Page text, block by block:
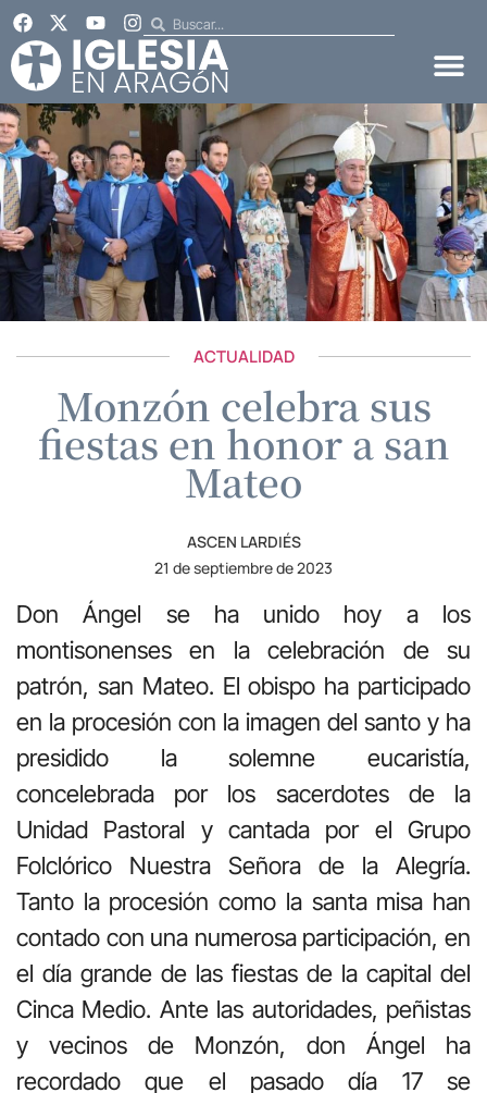
ACTUALIDAD
Monzón celebra sus
fiestas en honor a san
Mateo
ASCEN LARDIÉS
21 de septiembre de 2023
Don Ángel se ha unido hoy a los
montisonenses en la celebración de su
patrón, san Mateo. El obispo ha participado
en la procesión con la imagen del santo y ha
presidido la solemne eucaristía,
concelebrada por los sacerdotes de la
Unidad Pastoral y cantada por el Grupo
Folclórico Nuestra Señora de la Alegría.
Tanto la procesión como la santa misa han
contado con una numerosa participación, en
el día grande de las fiestas de la capital del
Cinca Medio. Ante las autoridades, peñistas
y vecinos de Monzón, don Ángel ha
recordado que el pasado día 17 se